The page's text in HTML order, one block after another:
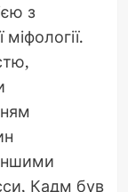
з
Кадм був